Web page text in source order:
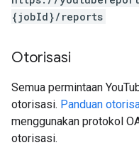
{jobId}/reports
Otorisasi
Semua permintaan
otorisasi. Panduan
menggunakan protokol
otorisasi.